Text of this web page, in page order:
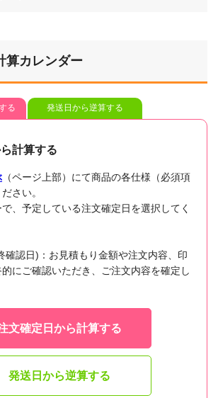
算カレンダー
る 発送日から逆算する
計算する
（ページ上部）にて商品の各仕様（必須項
さい。
、予定している注文確定日を選択してく
認日)：お見積もり金額や注文内容、印
にご確認いただき、ご注文内容を確定し
文確定日から計算する
発送日から逆算する